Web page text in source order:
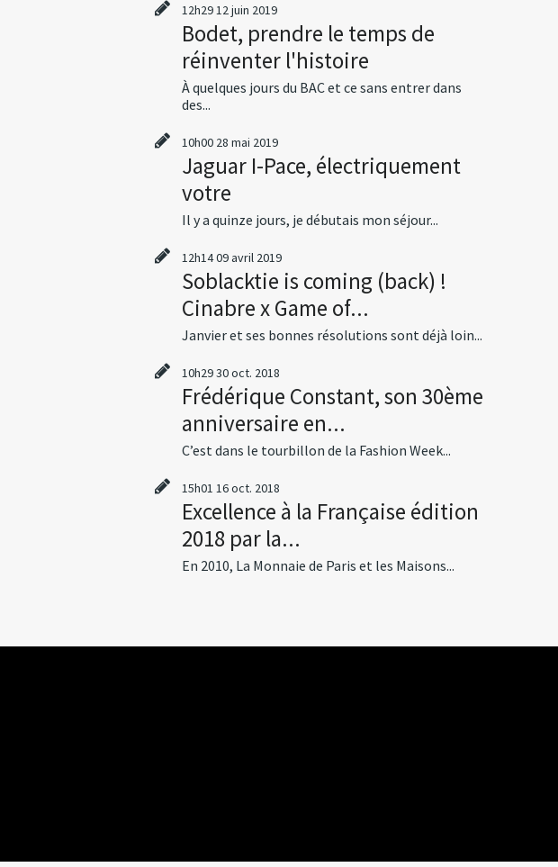
12h2912juin 2019
Bodet, prendre le temps de
réinventer l'histoire
À quelques jours du BAC et ce sans entrer dans
des...
10h00 28 mai 2019
Jaguar I-Pace, électriquement
votre
Il y a quinze jours, je débutais mon séjour...
12h1409avril 2019
Soblacktie is coming (back) !
Cinabre x Game of...
Janvier et ses bonnes résolutions sont déjà loin...
10h2930oct. 2018
Frédérique Constant, son 30ème
anniversaire en...
C’est dans le tourbillon de la Fashion Week...
15h01 16oct. 2018
Excellence à la Française édition
2018 par la...
En 2010, La Monnaie de Paris et les Maisons...